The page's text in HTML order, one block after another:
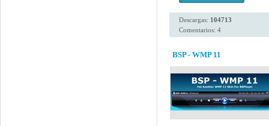
Descargas: 104713
Comentarios: 4
BSP - WMP 11